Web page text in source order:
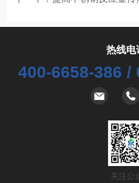
热线电
400-6658-386 /
关注公